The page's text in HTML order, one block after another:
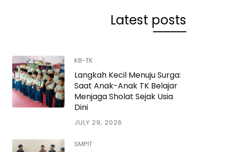
Latest posts
KB-TK
Langkah Kecil Menuju Surga:
Saat Anak-Anak TK Belajar
Menjaga Sholat Sejak Usia
Dini
JULY 29, 2026
SMPIT